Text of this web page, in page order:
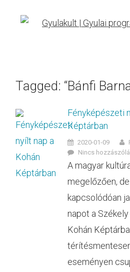
Tagged: “Bánfi
Fényképészeti
Képtárban
2020-01-09
Nincs
A magyar
megelőzően,
kapcsolódóan
napot a
Kohán
eseményen